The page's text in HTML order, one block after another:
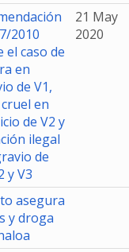
2010
el caso de
en
de V1,
en
de V2 y
ilegal
de
y V3
21 May
2020
asegura
y droga